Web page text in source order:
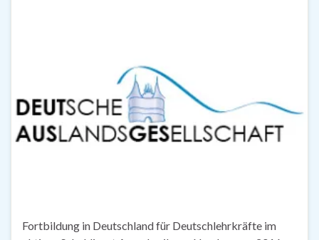
Fortbildung in Deutschland für Deutschlehrkräfte im